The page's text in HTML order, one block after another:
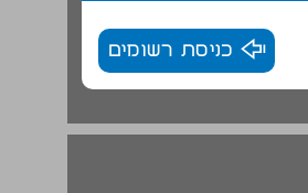
כניסת רשומים